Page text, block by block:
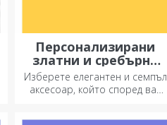
Персонализирани
златни и сребърни
гривни
Изберете елегантен и семпъл
аксесоар, който според вас